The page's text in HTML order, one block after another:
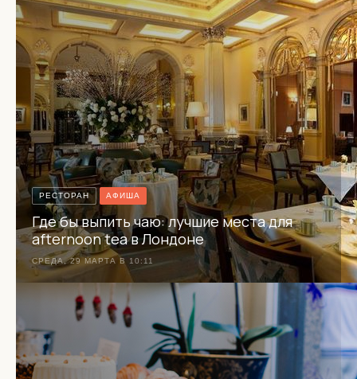
РЕСТОРАН АФИША
Где бы выпить чаю: лучшие места для
afternoon tea в Лондоне
СРЕДА, 29 МАРТА В 10:11